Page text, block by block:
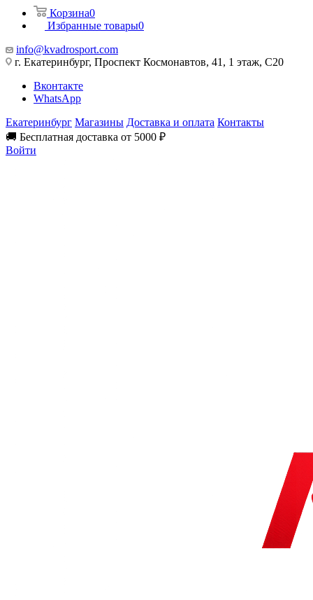
Корзина0
Избранные товары0
info@kvadrosport.com
г. Екатеринбург, Проспект Космонавтов, 41, 1 этаж, С20
Вконтакте
WhatsApp
Екатеринбург Магазины Доставка и оплата Контакты
🚚 Бесплатная доставка от 5000 ₽
Войти